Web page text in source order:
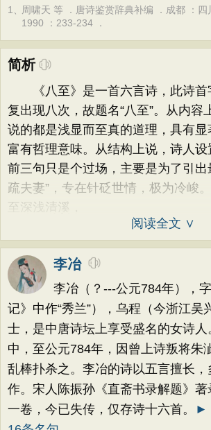
1、 周啸天 等 ．唐诗鉴赏辞典补编 ．成都 ：四
1990 ：233-234 ．
简析
《八至》是一首六言诗，此诗首
复出现八次，故题名“八至”。从内容
说的都是浅显而至真的道理，具有显
富有哲理意味。从结构上说，诗人设
前三句只是个过场，主要是为了引出
疏夫妻”，专在针砭世情，极为冷峻
至深浅清溪，
阅读全文 ∨
李冶
李冶（？---公元784年），
记》中作“秀兰”），乌程（今浙江吴
士，是中唐诗坛上享受盛名的女诗
中，至公元784年，因曾上诗叛将朱
乱棒扑杀之。李冶的诗以五言擅长，
作。宋人陈振孙《直斋书录解题》著
一卷，今已失传，仅存诗十六首。
►